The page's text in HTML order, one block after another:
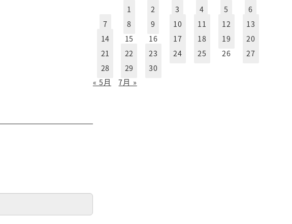
1
2 3 4 5
6
7
8 9 10 11 12
13
14
15 16 17 18 19
20
21
22 23 24 25 26
27
28
29
30
« 5月
7月 »